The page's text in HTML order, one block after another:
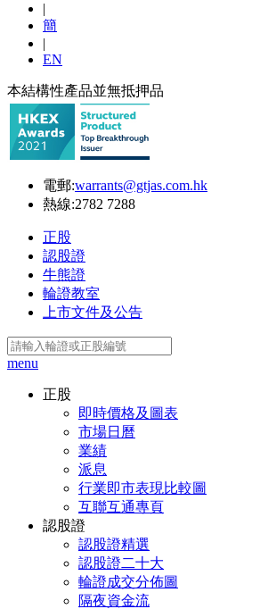
|
簡
|
EN
本結構性產品並無抵押品
電郵:warrants@gtjas.com.hk
熱線:2782 7288
正股
認股證
牛熊證
輪證教室
上市文件及公告
menu
正股
即時價格及圖表
市場日曆
業績
派息
行業即市表現比較圖
互聯互通專頁
認股證
認股證精選
認股證二十大
輪證成交分佈圖
隔夜資金流